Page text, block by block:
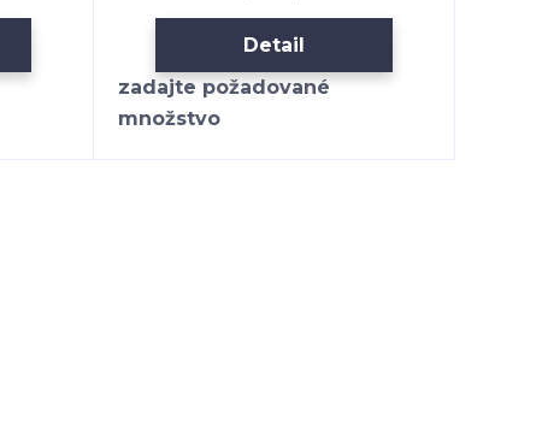
Detail